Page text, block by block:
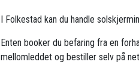
I Folkestad kan du handle
Enten booker du befaring fra en
mellomleddet og bestiller selv på